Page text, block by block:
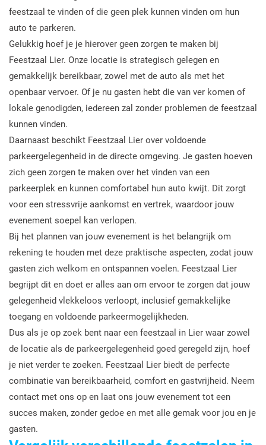
feestzaal te vinden of die geen plek kunnen vinden om hun
auto te parkeren.
Gelukkig hoef je je hierover geen zorgen te maken bij
Feestzaal Lier. Onze locatie is strategisch gelegen en
gemakkelijk bereikbaar, zowel met de auto als met het
openbaar vervoer. Of je nu gasten hebt die van ver komen of
lokale genodigden, iedereen zal zonder problemen de feestzaal
kunnen vinden.
Daarnaast beschikt Feestzaal Lier over voldoende
parkeergelegenheid in de directe omgeving. Je gasten hoeven
zich geen zorgen te maken over het vinden van een
parkeerplek en kunnen comfortabel hun auto kwijt. Dit zorgt
voor een stressvrije aankomst en vertrek, waardoor jouw
evenement soepel kan verlopen.
Bij het plannen van jouw evenement is het belangrijk om
rekening te houden met deze praktische aspecten, zodat jouw
gasten zich welkom en ontspannen voelen. Feestzaal Lier
begrijpt dit en doet er alles aan om ervoor te zorgen dat jouw
gelegenheid vlekkeloos verloopt, inclusief gemakkelijke
toegang en voldoende parkeermogelijkheden.
Dus als je op zoek bent naar een feestzaal in Lier waar zowel
de locatie als de parkeergelegenheid goed geregeld zijn, hoef
je niet verder te zoeken. Feestzaal Lier biedt de perfecte
combinatie van bereikbaarheid, comfort en gastvrijheid. Neem
contact met ons op en laat ons jouw evenement tot een
succes maken, zonder gedoe en met alle gemak voor jou en je
gasten.